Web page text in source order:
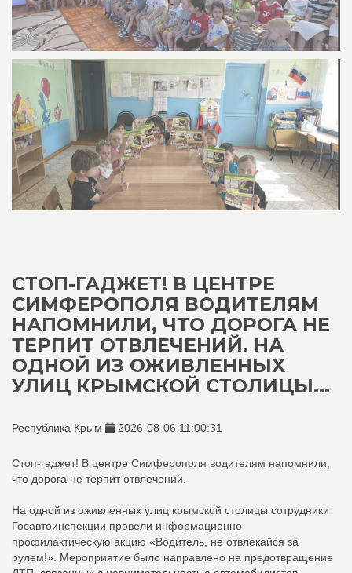
СТОП-ГАДЖЕТ! В ЦЕНТРЕ
СИМФЕРОПОЛЯ ВОДИТЕЛЯМ
НАПОМНИЛИ, ЧТО ДОРОГА НЕ
ТЕРПИТ ОТВЛЕЧЕНИЙ. НА
ОДНОЙ ИЗ ОЖИВЛЕННЫХ
УЛИЦ КРЫМСКОЙ СТОЛИЦЫ...
Республика Крым 2026-08-06 11:00:31
Стоп-гаджет! В центре Симферополя водителям напомнили,
что дорога не терпит отвлечений.
На одной из оживленных улиц крымской столицы сотрудники
Госавтоинспекции провели информационно-
профилактическую акцию «Водитель, не отвлекайся за
рулем!». Мероприятие было направлено на предотвращение